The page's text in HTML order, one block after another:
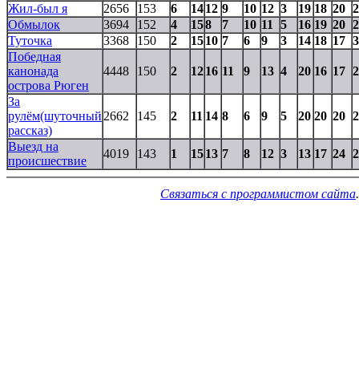
Жил-был я 2656 153 6 1412 9 10 12 3 19 18 20
Обмылок
3694 152 4 158 7 10 11 5 16 19 20
Туточка
3368 150 2 1510 7 6 9 3 14 18 17
Победная
канонада
острова Рюген
4448 150 2 1216 11 9 13 4 20 16 17
За
рулём(шуточный
рассказ)
2662 145 2 11 14 8 6 9 5 20 20 20
Выезд на
происшествие
4019 143 1 1513 7 8 12 3 13 17 24
Связаться с программистом сайта.